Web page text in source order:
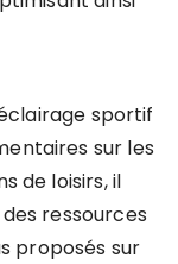
sportif
sur les
de loisirs, il
ressources
proposés sur